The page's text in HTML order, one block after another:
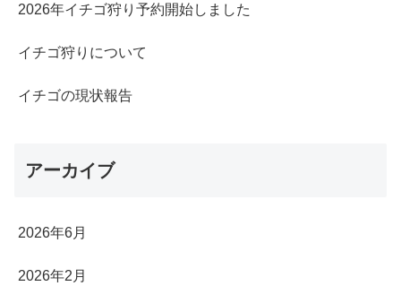
2026年イチゴ狩り予約開始しました
イチゴ狩りについて
イチゴの現状報告
アーカイブ
2026年6月
2026年2月